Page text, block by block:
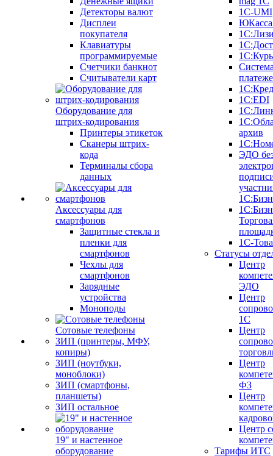
Детекторы валют
Дисплеи
покупателя
Клавиатуры
программируемые
Счетчики банкнот
Считыватели карт
Оборудование для
штрих-кодирования
Принтеры этикеток
Сканеры штрих-
кода
Терминалы сбора
данных
Аксессуары для
смартфонов
Защитные стекла и
пленки для
смартфонов
Чехлы для
смартфонов
Зарядные
устройства
Моноподы
Сотовые телефоны
ЗИП (принтеры, МФУ,
копиры)
ЗИП (ноутбуки,
моноблоки)
ЗИП (смартфоны,
планшеты)
ЗИП остальное
19" и настенное
оборудование
1C-UMI
1С:EDI
архив
ЭДО
1С-
Статусы
Центр
ЭДО
Центр
1С
Центр
Центр
ФЗ
Центр
Центр
Тарифы ИТС